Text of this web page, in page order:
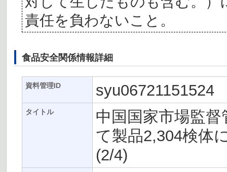
責任を負わないこと。
食品安全関係情報詳細
資料管理ID syu06721151524
タイトル
中国国家市場監
て製品2,304検体
(2/4)